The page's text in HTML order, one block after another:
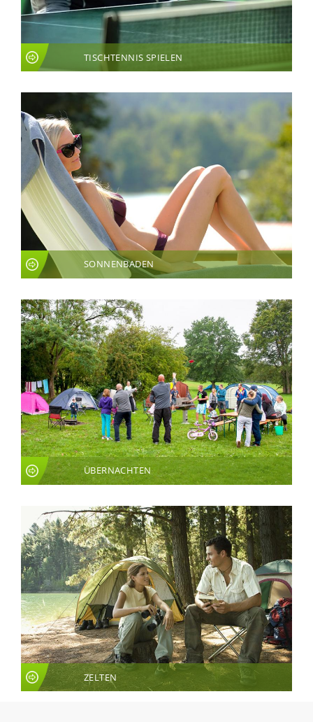
TISCHTENNIS SPIELEN
SONNENBADEN
ÜBERNACHTEN
ZELTEN